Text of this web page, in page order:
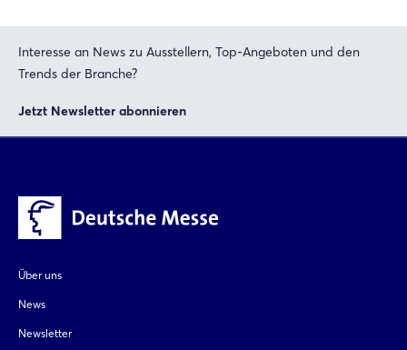
Interesse an News zu Ausstellern, Top-Angeboten und den
Trends der Branche?
Jetzt Newsletter abonnieren
Über uns
News
Newsletter